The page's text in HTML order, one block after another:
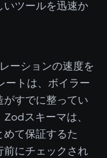
いツールを迅速か
ーションの速度を
ートは、ボイラー
がすでに整ってい
スキーマは、
めて保証するた
前にチェックされ